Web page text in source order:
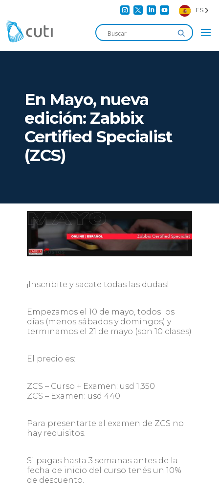
    ES
En Mayo, nueva
edición: Zabbix
Certified Specialist
(ZCS)
¡Inscribite y sacate todas las dudas!
Empezamos el 10 de mayo, todos los
días (menos sábados y domingos) y
terminamos el 21 de mayo (son 10 clases)
El precio es:
ZCS – Curso + Examen: usd 1,350
ZCS – Examen: usd 440
Para presentarte al examen de ZCS no
hay requisitos.
Si pagas hasta 3 semanas antes de la
fecha de inicio del curso tenés un 10%
de descuento.